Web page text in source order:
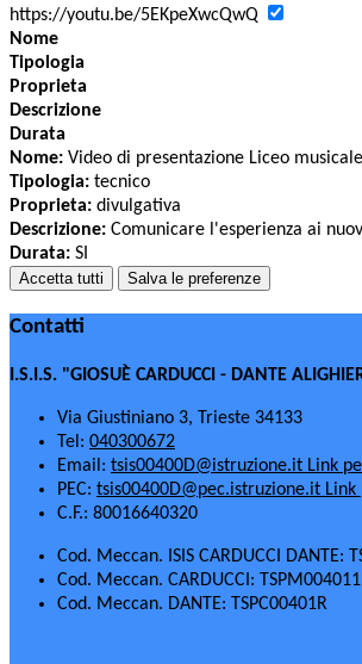
https://youtu.be/5EKpeXwcQwQ
Nome
Tipologia
Proprieta
Descrizione
Durata
Nome: Video di presentazione Liceo musicale
Tipologia: tecnico
Proprieta: divulgativa
Descrizione: Comunicare l'esperienza ai
Durata: SI
Accetta tutti Salva le preferenze
Contatti
I.S.I.S. "GIOSUÈ CARDUCCI - DANTE
Via Giustiniano 3, Trieste 34133
Tel: 040300672
Email: tsis00400D@istruzione.it Link
PEC: tsis00400D@pec.istruzione.it
C.F.: 80016640320
Cod. Meccan. ISIS CARDUCCI DANTE:
Cod. Meccan. CARDUCCI: TSPM004011
Cod. Meccan. DANTE: TSPC00401R